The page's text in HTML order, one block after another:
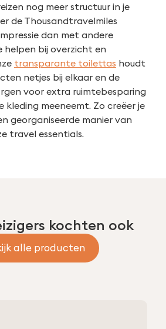
nog meer structuur in je
de Thousandtravelmiles
dan met andere
helpen bij overzicht en
transparante toilettas houdt
netjes bij elkaar en de
voor extra ruimtebesparing
kleding meeneemt. Zo creëer je
georganiseerde manier van
travel essentials.
kochten ook
alle producten